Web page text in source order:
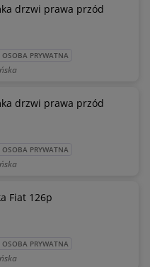
drzwi prawa przód
OSOBA PRYWATNA
drzwi prawa przód
OSOBA PRYWATNA
Fiat 126p
OSOBA PRYWATNA